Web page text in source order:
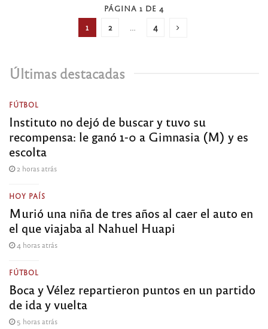
PÁGINA 1 DE 4
1 2 4
Últimas destacadas
FÚTBOL
Instituto no dejó de buscar y tuvo su
recompensa: le ganó 1-0 a Gimnasia (M) y es
escolta
2 horas atrás
HOY PAÍS
Murió una niña de tres años al caer el auto en
el que viajaba al Nahuel Huapi
4 horas atrás
FÚTBOL
Boca y Vélez repartieron puntos en un partido
de ida y vuelta
5 horas atrás